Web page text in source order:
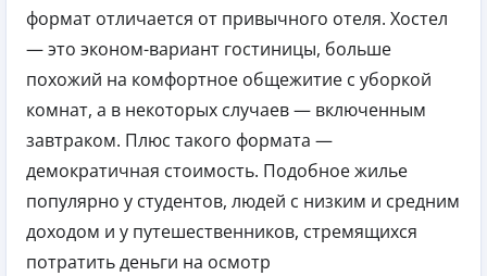
формат отличается от привычного отеля. Хостел
— это эконом-вариант гостиницы, больше
похожий на комфортное общежитие с уборкой
комнат, а в некоторых случаев — включенным
завтраком. Плюс такого формата —
демократичная стоимость. Подобное жилье
популярно у студентов, людей с низким и средним
доходом и у путешественников, стремящихся
потратить деньги на осмотр